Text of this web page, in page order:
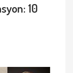
10